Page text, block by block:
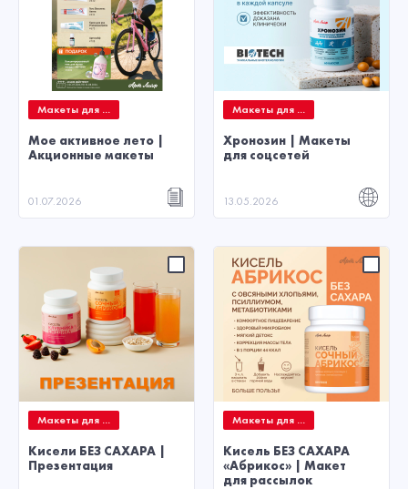
Макеты для ...
Мое активное лето |
Акционные макеты
01.07.2026
Макеты для ...
Хронозин | Макеты
для соцсетей
13.05.2026
Макеты для ...
Кисели БЕЗ САХАРА |
Презентация
Макеты для ...
Кисель БЕЗ САХАРА
«Абрикос» | Макет
для рассылок